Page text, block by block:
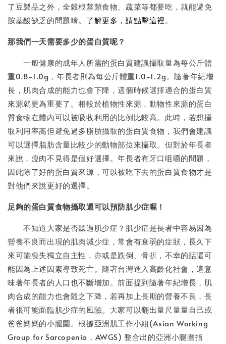
了豆製品之外，全穀根莖類食物、蔬菜等都要吃，就能避免
胺基酸缺乏的問題唷。 了解更多，請點擊這裡。
那我們一天需要多少的蛋白質呢？
一般健康的成年人所需的蛋白質建議攝取量為每公斤體
重0.8-1.0g，年長者則為每公斤體重1.0-1.2g。隨著年紀增
長，肌肉合成的能力也會下降，這個時候選擇適合的蛋白質
來源就更為重要了。相較於植物性來源，動物性來源的蛋白
質食物在體內可以被吸收利用的比例比較高。此時，若想攝
取利用率高但避免過多脂肪攝取的蛋白質食物，我們會建議
可以選擇脂肪含量比較少的動物部位來攝取。但對於年長者
來說，瘦肉不見得是個好選擇。年長者有牙口咀嚼的問題，
因此除了好的蛋白質來源，可以被吃下去的蛋白質食物才是
對他們來說更好的選擇。
足夠的蛋白質食物攝取還可以預防肌少症喔！
不知道大家是否聽過肌少症？肌少症是長者中容易因為
營養不良而出現的肌肉減少症，常會有衰弱的症狀，長久下
來可能喪失獨立自主性，亦或是跌倒、骨折，不幸的話還可
能因為上述因素導致死亡。隨著台灣進入高齡化社會，這意
味著年長者的人口也不斷增加。前面提到隨著年紀增長，肌
肉合成的能力也會隨之下降，若再加上長期的營養不良，長
者很可能面臨肌少症的風險。大家可以翻出量尺量量自己或
爸爸媽媽的小腿圍。根據亞洲肌工作小組(Asian Working
Group for Sarcopenia，AWGS) 整合出的亞洲小腿圍指